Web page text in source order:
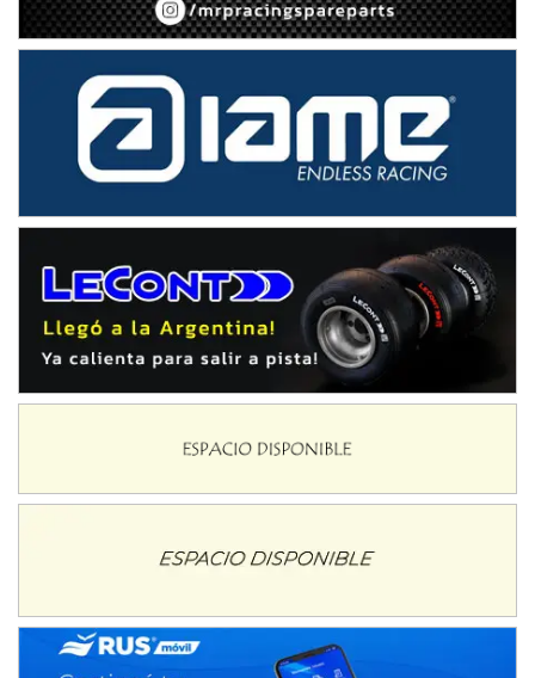
TUCUMANO - F5
Juan Navarro (Asfalto)
El Timbó (Tucumán)
COBERTURA ESPECIAL DE E-KART.COM.AR
08/09-AGO
IAME SERIES ARGENTINA 6
Ciudad de Trenque Lauquen (Asfalto)
Trenque Lauquen (Buenos Aires)
Parque de la Velocidad (Asfalto)
Villaguay (Entre Ríos)
Moto Club Reginense (Tierra)
CSK - F7
Juventud Unida (Tierra)